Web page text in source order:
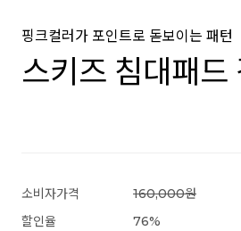
핑크컬러가 포인트로 돋보이는 패턴
스키즈 침대패드
소비자가격
160,000원
할인율
76%